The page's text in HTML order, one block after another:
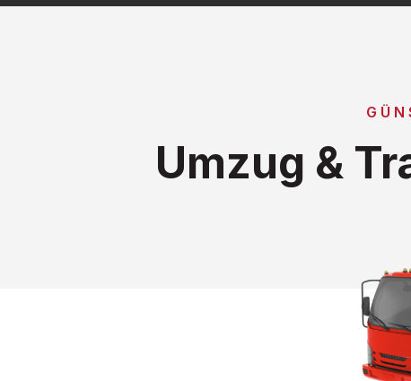
Umzug &